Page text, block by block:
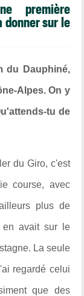
première
donner sur le
du Dauphiné,
Alpes. On y
tu de
du Giro, c'est
course, avec
plus de
en avait sur le
La seule
regardé celui
que des